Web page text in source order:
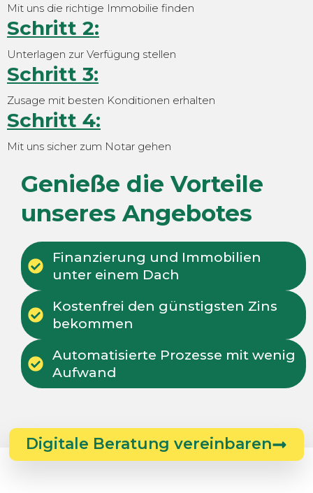
Mit uns die richtige Immobilie finden
Schritt 2:
Unterlagen zur Verfügung stellen
Schritt 3:
Zusage mit besten Konditionen erhalten
Schritt 4:
Mit uns sicher zum Notar gehen
Genieße die Vorteile
unseres Angebotes
Finanzierung und Immobilien
unter einem Dach
Kostenfrei den günstigsten Zins
bekommen
Automatisierte Prozesse mit wenig
Aufwand
Digitale Beratung vereinbaren